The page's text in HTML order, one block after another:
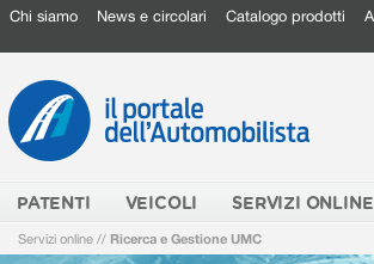
Chi siamo News e circolari Catalogo prodotti
PATENTI VEICOLI SERVIZI ONLINE
Servizi online // Ricerca e Gestione UMC